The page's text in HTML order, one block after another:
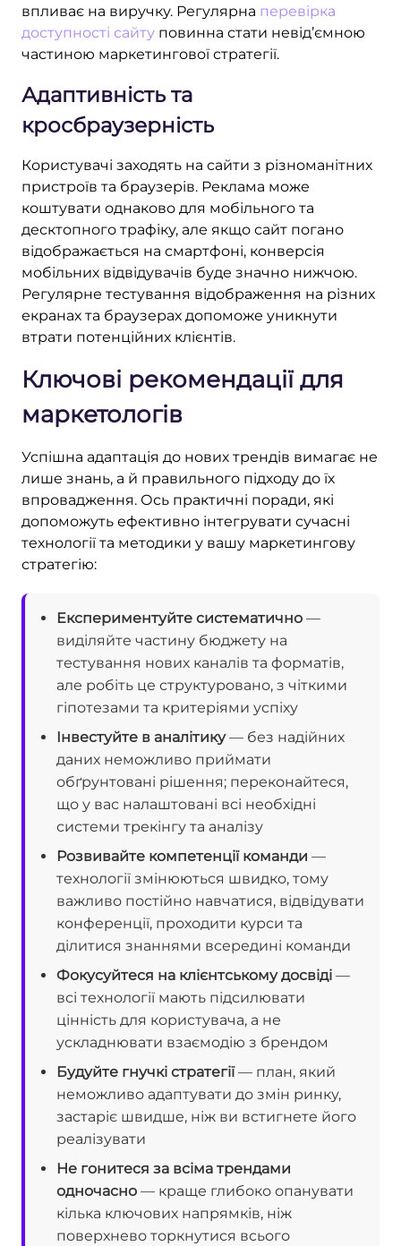
впливає на виручку. Регулярна перевірка
доступності сайту повинна стати невід’ємною
частиною маркетингової стратегії.
Адаптивність та
кросбраузерність
Користувачі заходять на сайти з різноманітних
пристроїв та браузерів. Реклама може
коштувати однаково для мобільного та
десктопного трафіку, але якщо сайт погано
відображається на смартфоні, конверсія
мобільних відвідувачів буде значно нижчою.
Регулярне тестування відображення на різних
екранах та браузерах допоможе уникнути
втрати потенційних клієнтів.
Ключові рекомендації для
маркетологів
Успішна адаптація до нових трендів вимагає не
лише знань, а й правильного підходу до їх
впровадження. Ось практичні поради, які
допоможуть ефективно інтегрувати сучасні
технології та методики у вашу маркетингову
стратегію:
Експериментуйте систематично —
виділяйте частину бюджету на
тестування нових каналів та форматів,
але робіть це структуровано, з чіткими
гіпотезами та критеріями успіху
Інвестуйте в аналітику— без надійних
даних неможливо приймати
обґрунтовані рішення; переконайтеся,
що у вас налаштовані всі необхідні
системи трекінгу та аналізу
Розвивайте компетенції команди —
технології змінюються швидко, тому
важливо постійно навчатися, відвідувати
конференції, проходити курси та
ділитися знаннями всередині команди
Фокусуйтеся на клієнтському досвіді —
всі технології мають підсилювати
цінність для користувача, а не
ускладнювати взаємодію з брендом
Будуйте гнучкі стратегії— план, який
неможливо адаптувати до змін ринку,
застаріє швидше, ніж ви встигнете його
реалізувати
Не гонитеся за всіма трендами
одночасно — краще глибоко опанувати
кілька ключових напрямків, ніж
поверхнево торкнутися всього